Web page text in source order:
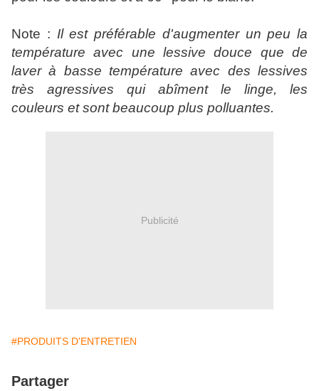
Note : Il est préférable d'augmenter un peu la
température avec une lessive douce que de
laver à basse température avec des lessives
très agressives qui abîment le linge, les
couleurs et sont beaucoup plus polluantes.
Publicité
#PRODUITS D'ENTRETIEN
Partager